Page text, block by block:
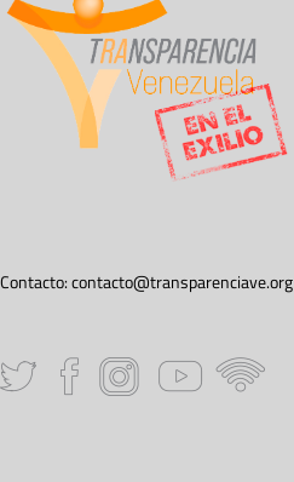
Contacto:contacto@transparenciave.org